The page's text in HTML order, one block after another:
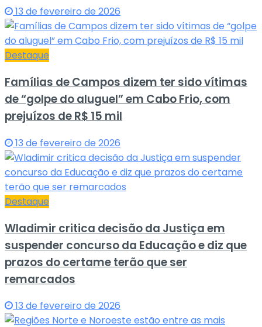
13 de fevereiro de 2026
Destaque
Famílias de Campos dizem ter sido vítimas
de “golpe do aluguel” em Cabo Frio, com
prejuízos de R$ 15 mil
13 de fevereiro de 2026
Destaque
Wladimir critica decisão da Justiça em
suspender concurso da Educação e diz que
prazos do certame terão que ser
remarcados
13 de fevereiro de 2026